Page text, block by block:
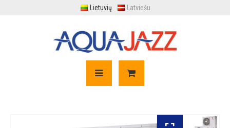
Lietuvių Latviešu